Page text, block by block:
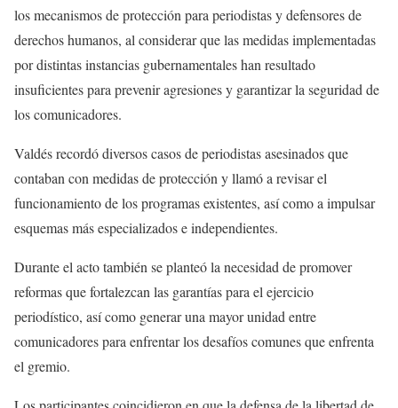
los mecanismos de protección para periodistas y defensores de
derechos humanos, al considerar que las medidas implementadas
por distintas instancias gubernamentales han resultado
insuficientes para prevenir agresiones y garantizar la seguridad de
los comunicadores.
Valdés recordó diversos casos de periodistas asesinados que
contaban con medidas de protección y llamó a revisar el
funcionamiento de los programas existentes, así como a impulsar
esquemas más especializados e independientes.
Durante el acto también se planteó la necesidad de promover
reformas que fortalezcan las garantías para el ejercicio
periodístico, así como generar una mayor unidad entre
comunicadores para enfrentar los desafíos comunes que enfrenta
el gremio.